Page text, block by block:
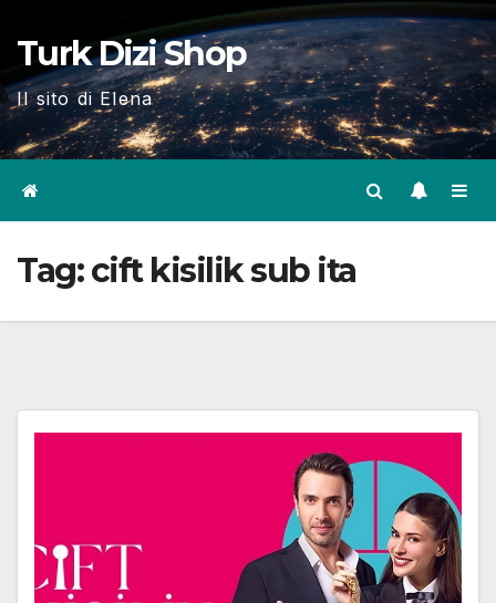
Skip
content
Turk Dizi Shop
Il sito di Elena
Tag:cift kisilik sub ita